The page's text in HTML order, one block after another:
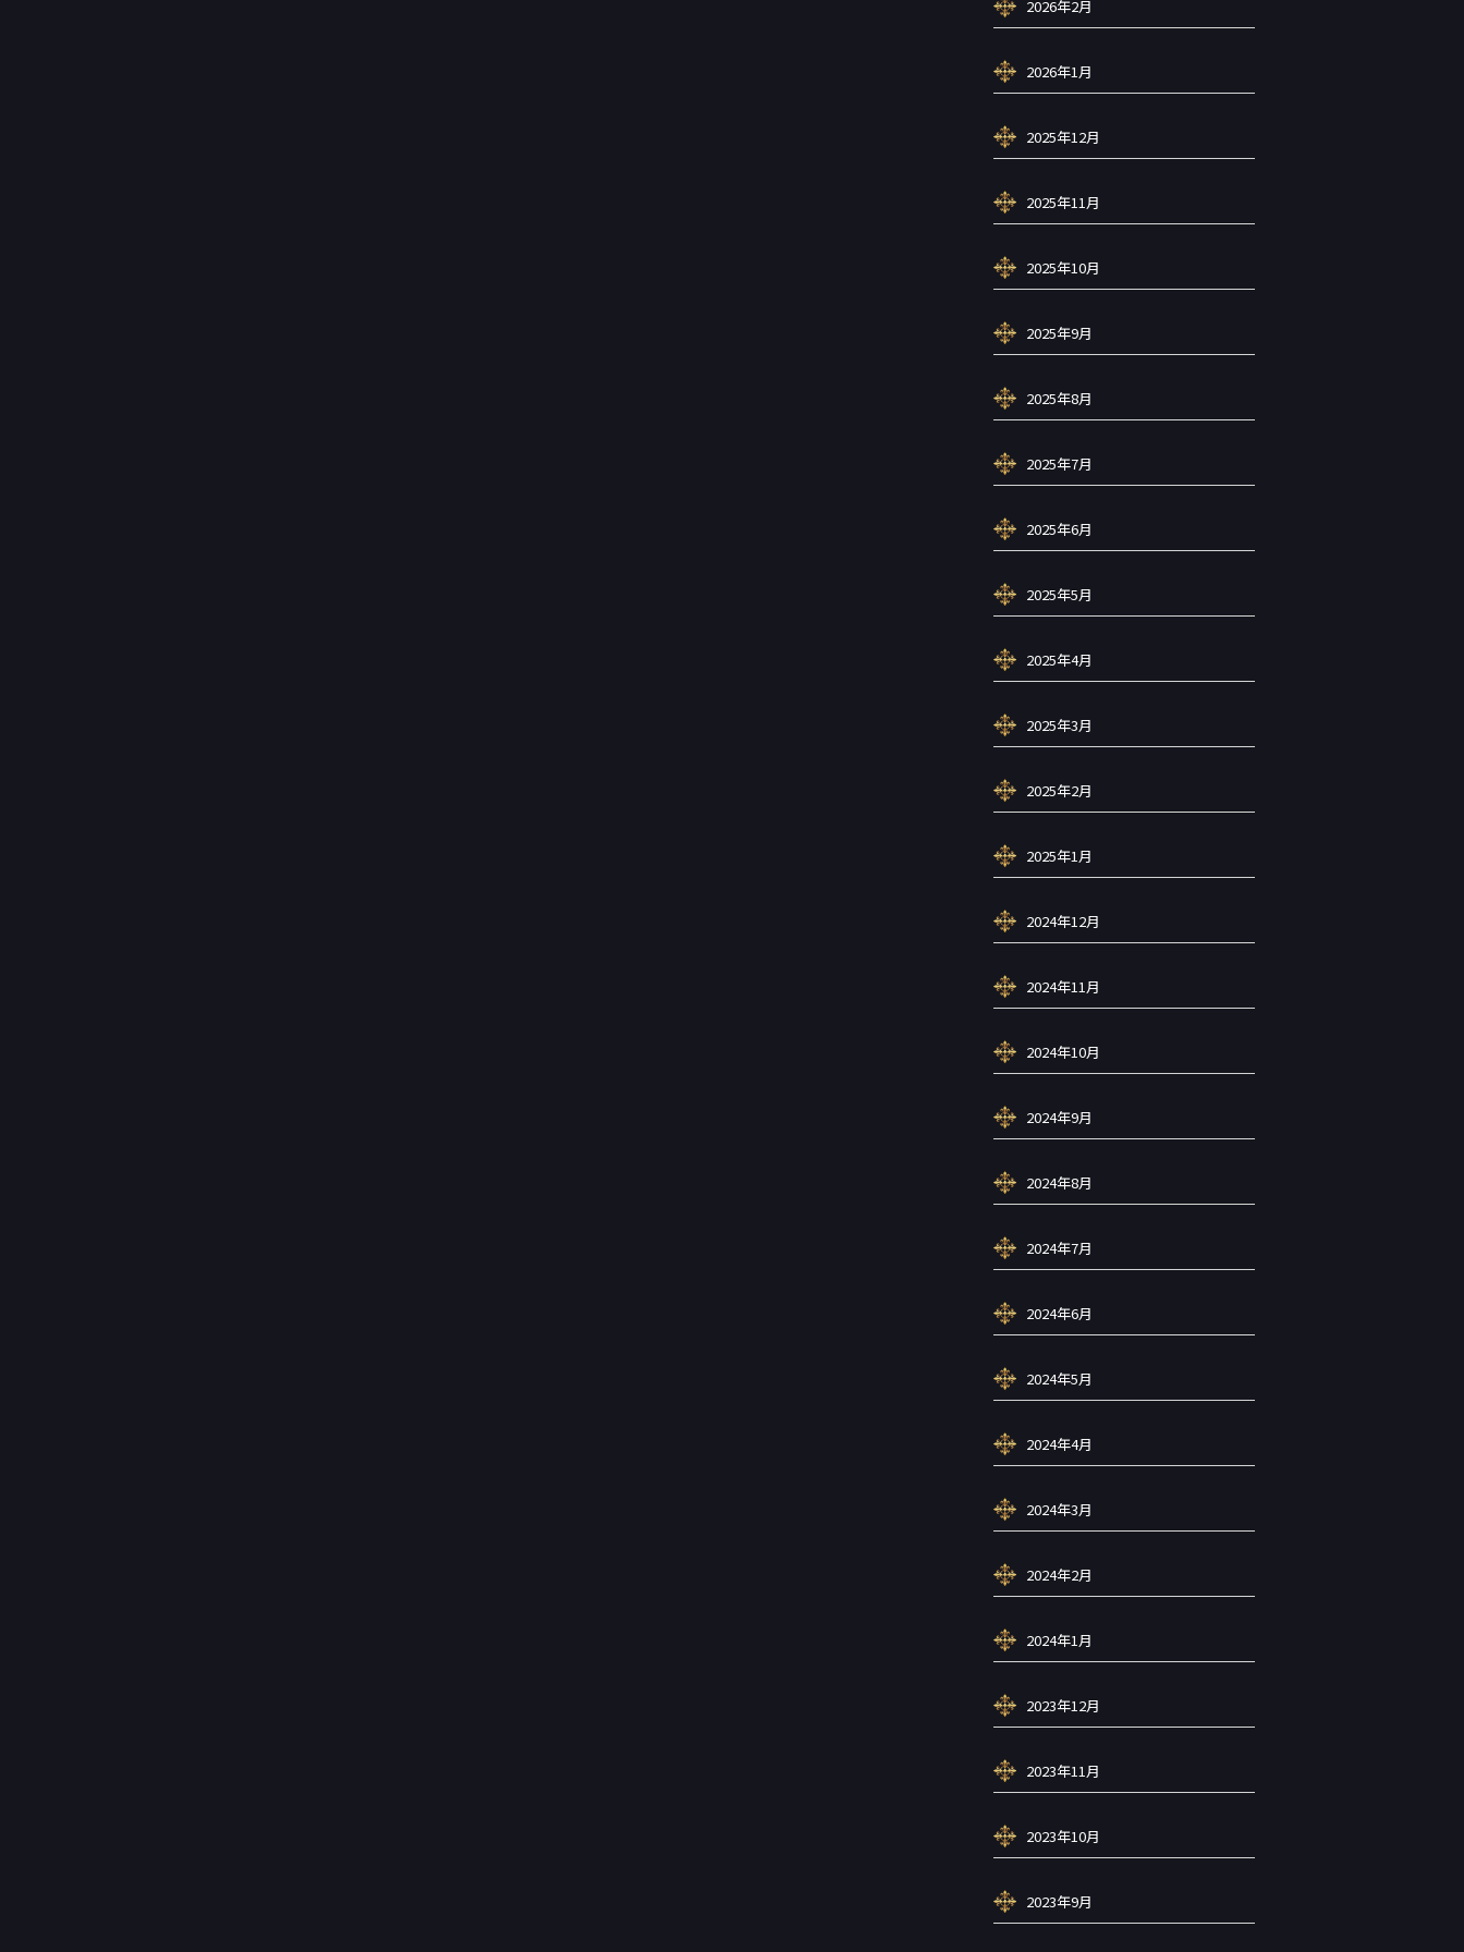
2026年2月
2026年1月
2025年12月
2025年11月
2025年10月
2025年9月
2025年8月
2025年7月
2025年6月
2025年5月
2025年4月
2025年3月
2025年2月
2025年1月
2024年12月
2024年11月
2024年10月
2024年9月
2024年8月
2024年7月
2024年6月
2024年5月
2024年4月
2024年3月
2024年2月
2024年1月
2023年12月
2023年11月
2023年10月
2023年9月